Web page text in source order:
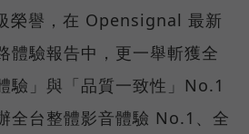
榮譽，在 Opensignal 最新
體驗報告中，更一舉斬獲全
驗」與「品質一致性」No.1
全台整體影音體驗 No.1、全